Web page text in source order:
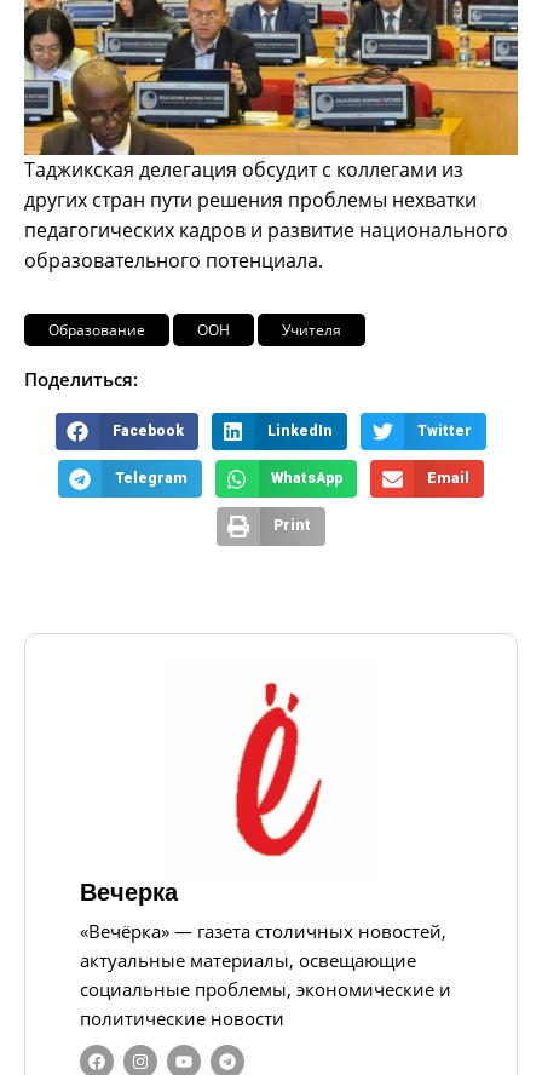
Таджикская делегация обсудит с коллегами из
других стран пути решения проблемы нехватки
педагогических кадров и развитие национального
образовательного потенциала.
Образование ООН Учителя
Поделиться:
Facebook LinkedIn Twitter
Telegram WhatsApp Email
Print
Вечерка
«Вечёрка» — газета столичных новостей,
актуальные материалы, освещающие
социальные проблемы, экономические и
политические новости